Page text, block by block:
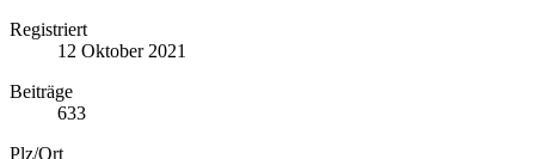
Registriert
12 Oktober 2021
Beiträge
633
Plz/Ort